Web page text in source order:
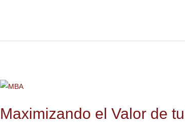
Maximizando el Valor de
Maximizando
Valor